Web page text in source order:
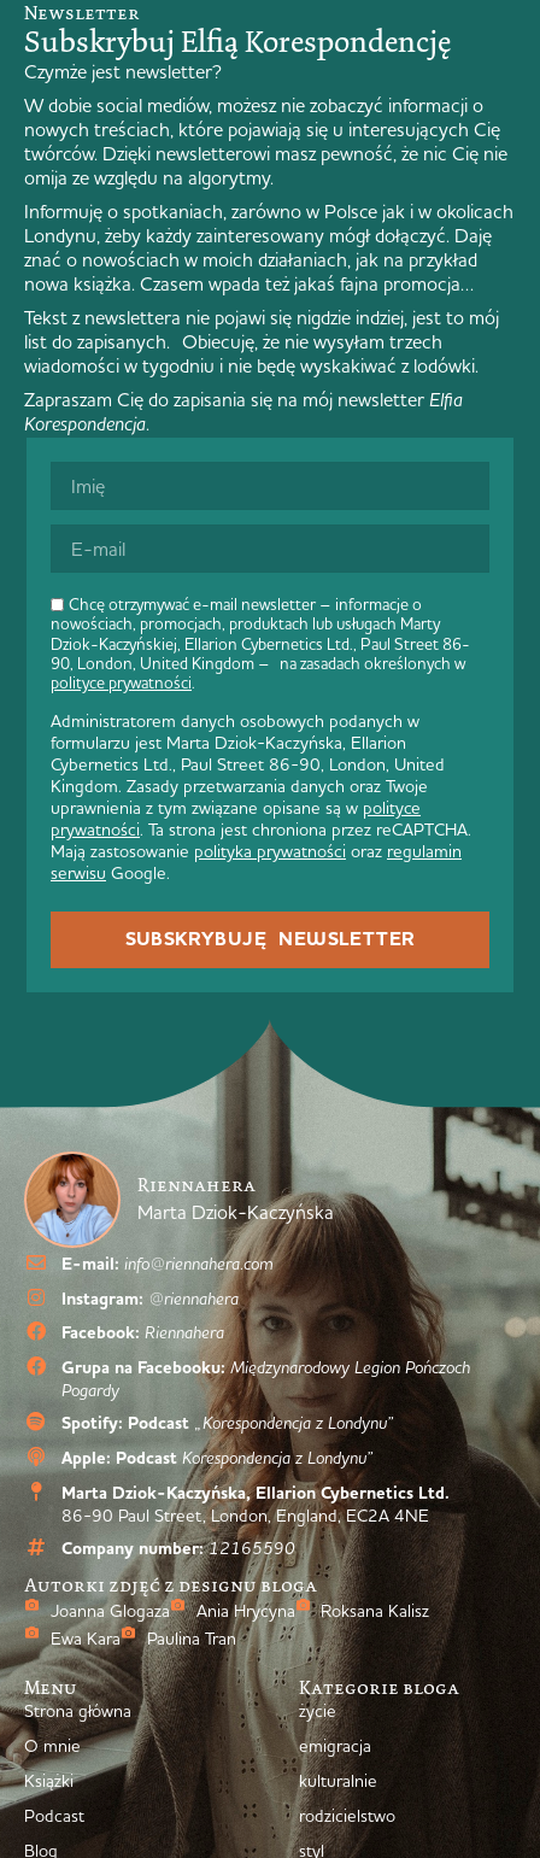
Chcę otrzymywać e-mail newsletter – informacje o
nowościach, promocjach, produktach lub usługach Marty
Dziok-Kaczyńskiej, Ellarion Cybernetics Ltd., Paul Street 86-
90, London, United Kingdom – na zasadach określonych w
polityce prywatności.
Administratorem danych osobowych podanych w
formularzu jest Marta Dziok-Kaczyńska, Ellarion
Cybernetics Ltd., Paul Street 86-90, London, United
Kingdom. Zasady przetwarzania danych oraz Twoje
uprawnienia z tym związane opisane są w polityce
prywatności. Ta strona jest chroniona przez reCAPTCHA.
Mają zastosowanie polityka prywatności oraz regulamin
serwisu Google.
SUBSKRYBUJĘ NEWSLETTER
Newsletter
Subskrybuj Elfią Korespondencję
Czymże jest newsletter?
W dobie social mediów, możesz nie zobaczyć informacji o
nowych treściach, które pojawiają się u interesujących Cię
twórców. Dzięki newsletterowi masz pewność, że nic Cię nie
omija ze względu na algorytmy.
Informuję o spotkaniach, zarówno w Polsce jak i w okolicach
Londynu, żeby każdy zainteresowany mógł dołączyć. Daję
znać o nowościach w moich działaniach, jak na przykład
nowa książka. Czasem wpada też jakaś fajna promocja…
Tekst z newslettera nie pojawi się nigdzie indziej, jest to mój
list do zapisanych. Obiecuję, że nie wysyłam trzech
wiadomości w tygodniu i nie będę wyskakiwać z lodówki.
Zapraszam Cię do zapisania się na mój newsletter Elfia
Korespondencja.
Riennahera
Marta Dziok-Kaczyńska
E-mail: info@riennahera.com
Instagram: @riennahera
Facebook: Riennahera
Grupa na Facebooku: Międzynarodowy Legion Pończoch
Pogardy
Spotify: Podcast „Korespondencja z Londynu”
Apple: Podcast Korespondencja z Londynu”
Marta Dziok-Kaczyńska, Ellarion Cybernetics Ltd.
86-90 Paul Street, London, England, EC2A 4NE
Company number: 12165590
Autorki zdjęć z designu bloga
Joanna Glogaza Ania Hrycyna
Roksana Kalisz
Ewa Kara
Paulina Tran
Menu
Strona główna
O mnie
Książki
Podcast
Blog
Kategorie bloga
życie
emigracja
kulturalnie
rodzicielstwo
styl